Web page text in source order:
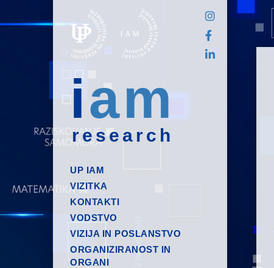
iam
research
UP IAM
VIZITKA
KONTAKTI
VODSTVO
VIZIJA IN POSLANSTVO
ORGANIZIRANOST IN
ORGANI